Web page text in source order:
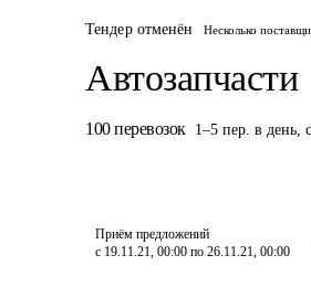
Тендер отменён Несколько
Автозапчасти
100 перевозок 1–5 пер. в день,
Приём предложений
с 19.11.21, 00:00 по 26.11.21, 00:00